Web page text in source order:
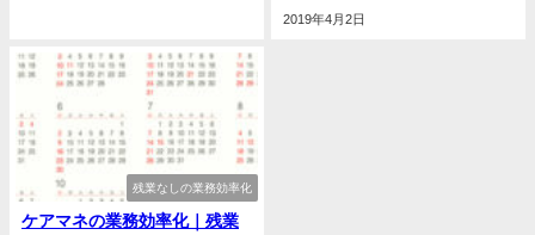
2019年4月2日
残業なしの業務効率化
ケアマネの業務効率化｜残業